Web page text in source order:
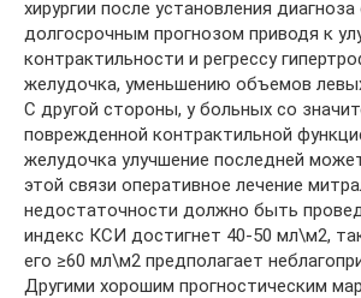
хирургии после установления
долгосрочным прогнозом приводя к
контрактильности и регрессу
желудочка, уменьшению объемов
С другой стороны, у больных со
поврежденной контрактильной
желудочка улучшение последней
этой связи оперативное лечение
недостаточности должно быть
индекс КСИ достигнет 40-50 мл\м2,
его ≥60 мл\м2 предполагает
Другими хорошим прогностическим